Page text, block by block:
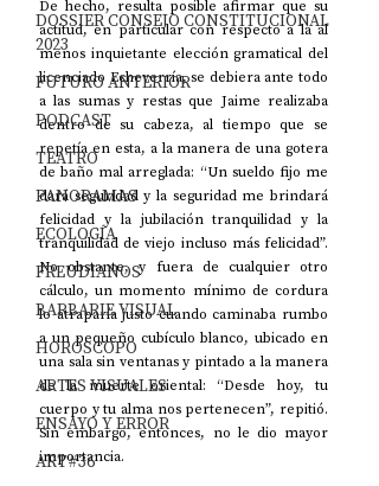
DOSSIER CONSEJO CONSTITUCIONAL
2023
FUTURO ANTERIOR
PODCAST
TEATRO
PANORAMAS
ECOLOGÍA
FREUDIANOS
BARBARIE VISUAL
HORÓSCOPO
ARTES VISUALES
ENSAYO Y ERROR
ART#36
De hecho, resulta posible afirmar que su
actitud, en particular con respecto a la al
menos inquietante elección gramatical del
licenciado Echeverría, se debiera ante todo
a las sumas y restas que Jaime realizaba
dentro de su cabeza, al tiempo que se
repetía en esta, a la manera de una gotera
de baño mal arreglada: “Un sueldo fijo me
dará seguridad y la seguridad me brindará
felicidad y la jubilación tranquilidad y la
tranquilidad de viejo incluso más felicidad”.
No obstante, y fuera de cualquier otro
cálculo, un momento mínimo de cordura
lo atraparía justo cuando caminaba rumbo
a un pequeño cubículo blanco, ubicado en
una sala sin ventanas y pintado a la manera
de la muerte oriental: “Desde hoy, tu
cuerpo y tu alma nos pertenecen”, repitió.
Sin embargo, entonces, no le dio mayor
importancia.